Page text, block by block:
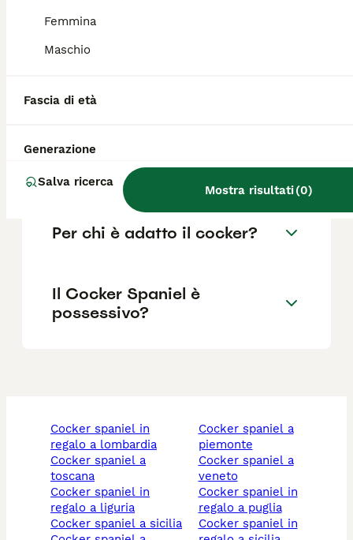
Femmina
Maschio
Fascia di età
Generazione
Salva ricerca
Mostra risultati(0)
dell'allevatore e la posizione.
cocker?
Cocker Spaniel abbaia
molto?
Per chi è adatto il cocker?
Il Cocker Spaniel è
possessivo?
cocker spaniel in
regalo a lombardia
cocker spaniel a
toscana
cocker spaniel in
regalo a liguria
cocker spaniel a sicilia
cocker spaniel a
piemonte
cocker spaniel a
veneto
cocker spaniel in
regalo a puglia
cocker spaniel in